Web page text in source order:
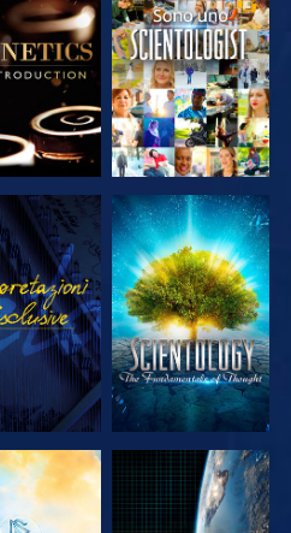
LE
SERIE
GUARDA
ESPLORA LE
SERIE
LE
GUARDA